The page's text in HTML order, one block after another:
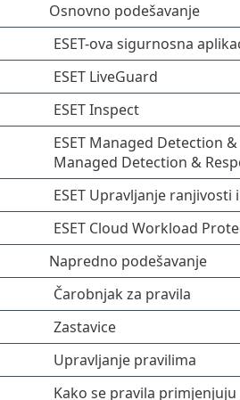
Osnovno podešavanje
ESET-ova sigurnosna
ESET LiveGuard
ESET Inspect
ESET Managed Detection &
Managed Detection &
ESET Upravljanje ranjivosti
ESET Cloud Workload
Napredno podešavanje
Čarobnjak za pravila
Zastavice
Upravljanje pravilima
Kako se pravila